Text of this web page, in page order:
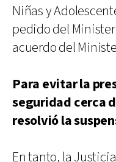
Niñas y
pedido del
acuerdo del
Para evitar la
seguridad cerca
resolvió la
En tanto, la